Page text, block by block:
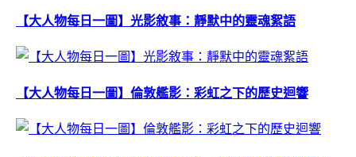
【大人物每日一圖】光影敘事：靜默中的靈魂絮語
【大人物每日一圖】倫敦艦影：彩虹之下的歷史迴響